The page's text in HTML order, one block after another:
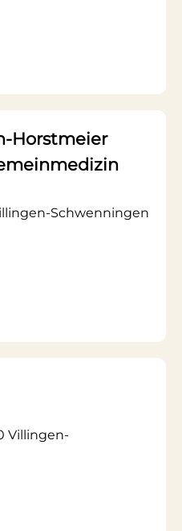
Horstmeier
Schwenningen
Villingen-